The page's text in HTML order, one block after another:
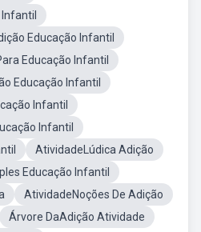
Educação Infantil
Educação Infantil
Educação Infantil
Infantil
Infantil
AtividadeLúdica Adição
Educação Infantil
AtividadeNoções De Adição
Árvore DaAdição Atividade